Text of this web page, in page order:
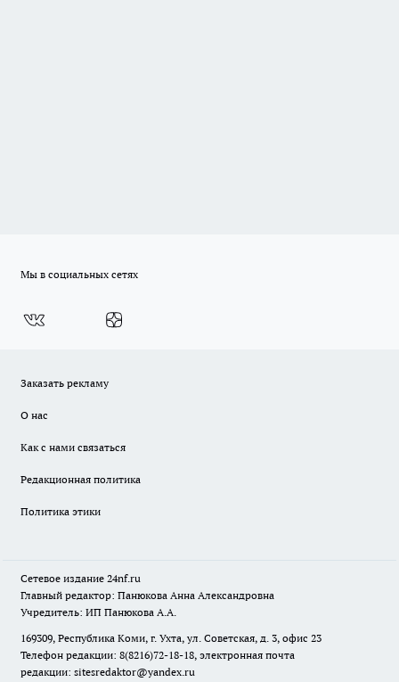
Мы в социальных сетях
Заказать рекламу
О нас
Как с нами связаться
Редакционная политика
Политика этики
Сетевое издание 24nf.ru
Главный редактор: Панюкова Анна Александровна
Учредитель: ИП Панюкова А.А.
169309, Республика Коми, г. Ухта, ул. Советская, д. 3, офис 23
Телефон редакции: 8(8216)72-18-18, электронная почта
редакции: sitesredaktor@yandex.ru